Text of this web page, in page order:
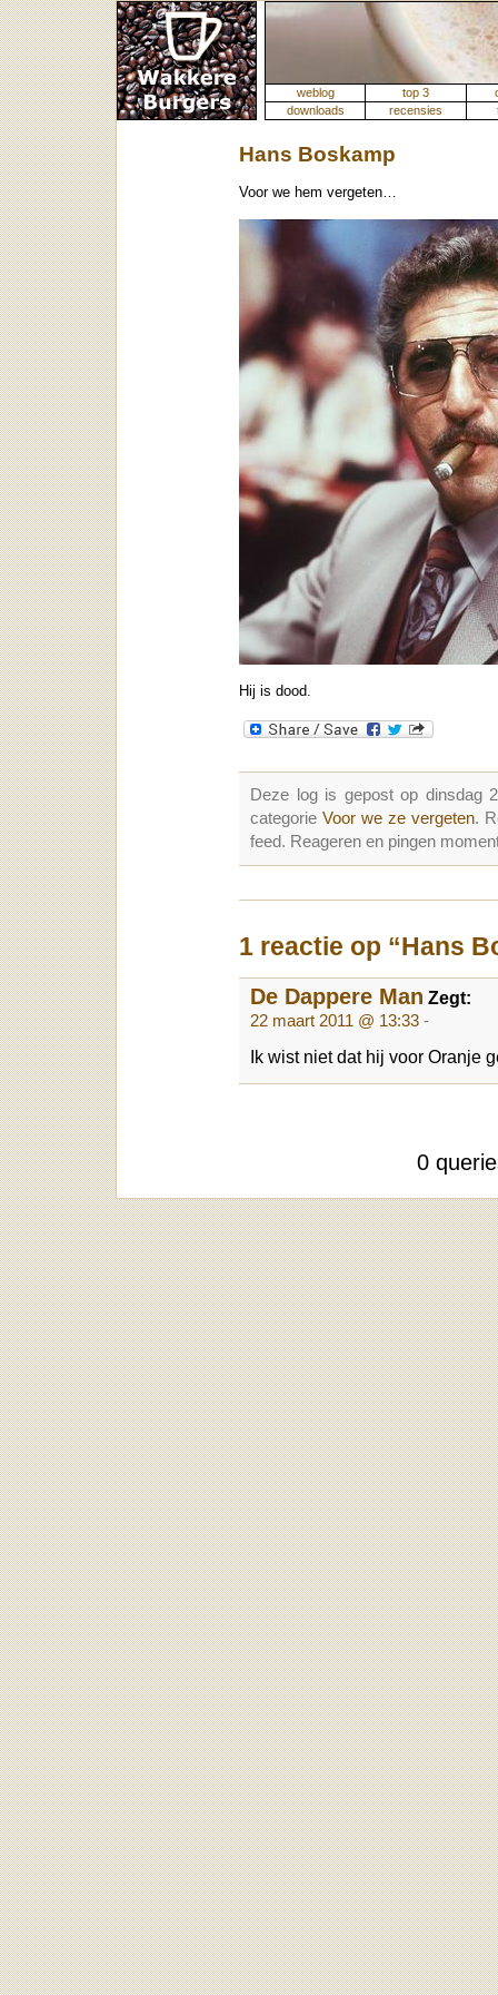
weblog top 3
downloads
recensies
Hans Boskamp
Voor we hem vergeten…
Hij is dood.
Deze log is gepost op dinsdag
categorieVoor we ze vergeten.
feed. Reageren en pingen
1 reactie op “Hans
De Dappere Man Zegt:
22 maart 2011 @ 13:33 -
Ik wist niet dat hij voor Oranje
0